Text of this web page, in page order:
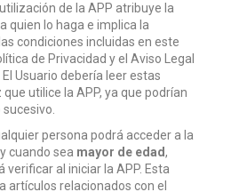
de la APP atribuye la
quien lo haga e implica la
condiciones incluidas en este
de Privacidad y el Aviso Legal
Usuario debería leer estas
utilice la APP, ya que podrían
persona podrá acceder a la
cuando sea mayor de edad,
al iniciar la APP. Esta
artículos relacionados con el